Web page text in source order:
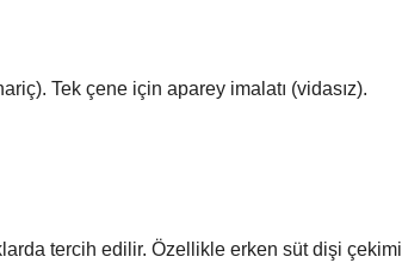
Tek çene için aparey imalatı (vidasız).
tercih edilir. Özellikle erken süt dişi çekimi